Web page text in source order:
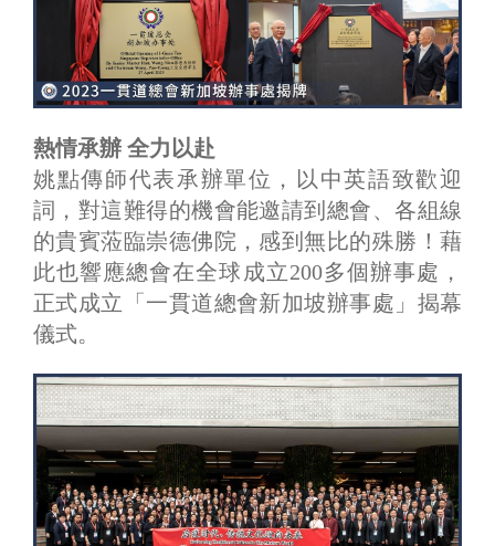
熱情承辦 全力以赴
姚點傳師代表承辦單位，以中英語致歡迎
詞，對這難得的機會能邀請到總會、各組線
的貴賓蒞臨崇德佛院，感到無比的殊勝！藉
此也響應總會在全球成立200多個辦事處，
正式成立「一貫道總會新加坡辦事處」揭幕
儀式。